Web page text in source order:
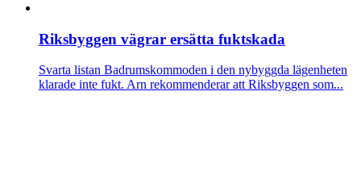
Riksbyggen vägrar ersätta fuktskada
Svarta listan Badrumskommoden i den nybyggda lägenheten
klarade inte fukt. Arn rekommenderar att Riksbyggen som...